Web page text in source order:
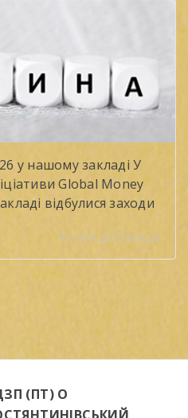
у нашому закладі У
Global Money
відбулися заходи
року — «Чесні
Money Talks) —
Читати детальніше
(ПТ) О